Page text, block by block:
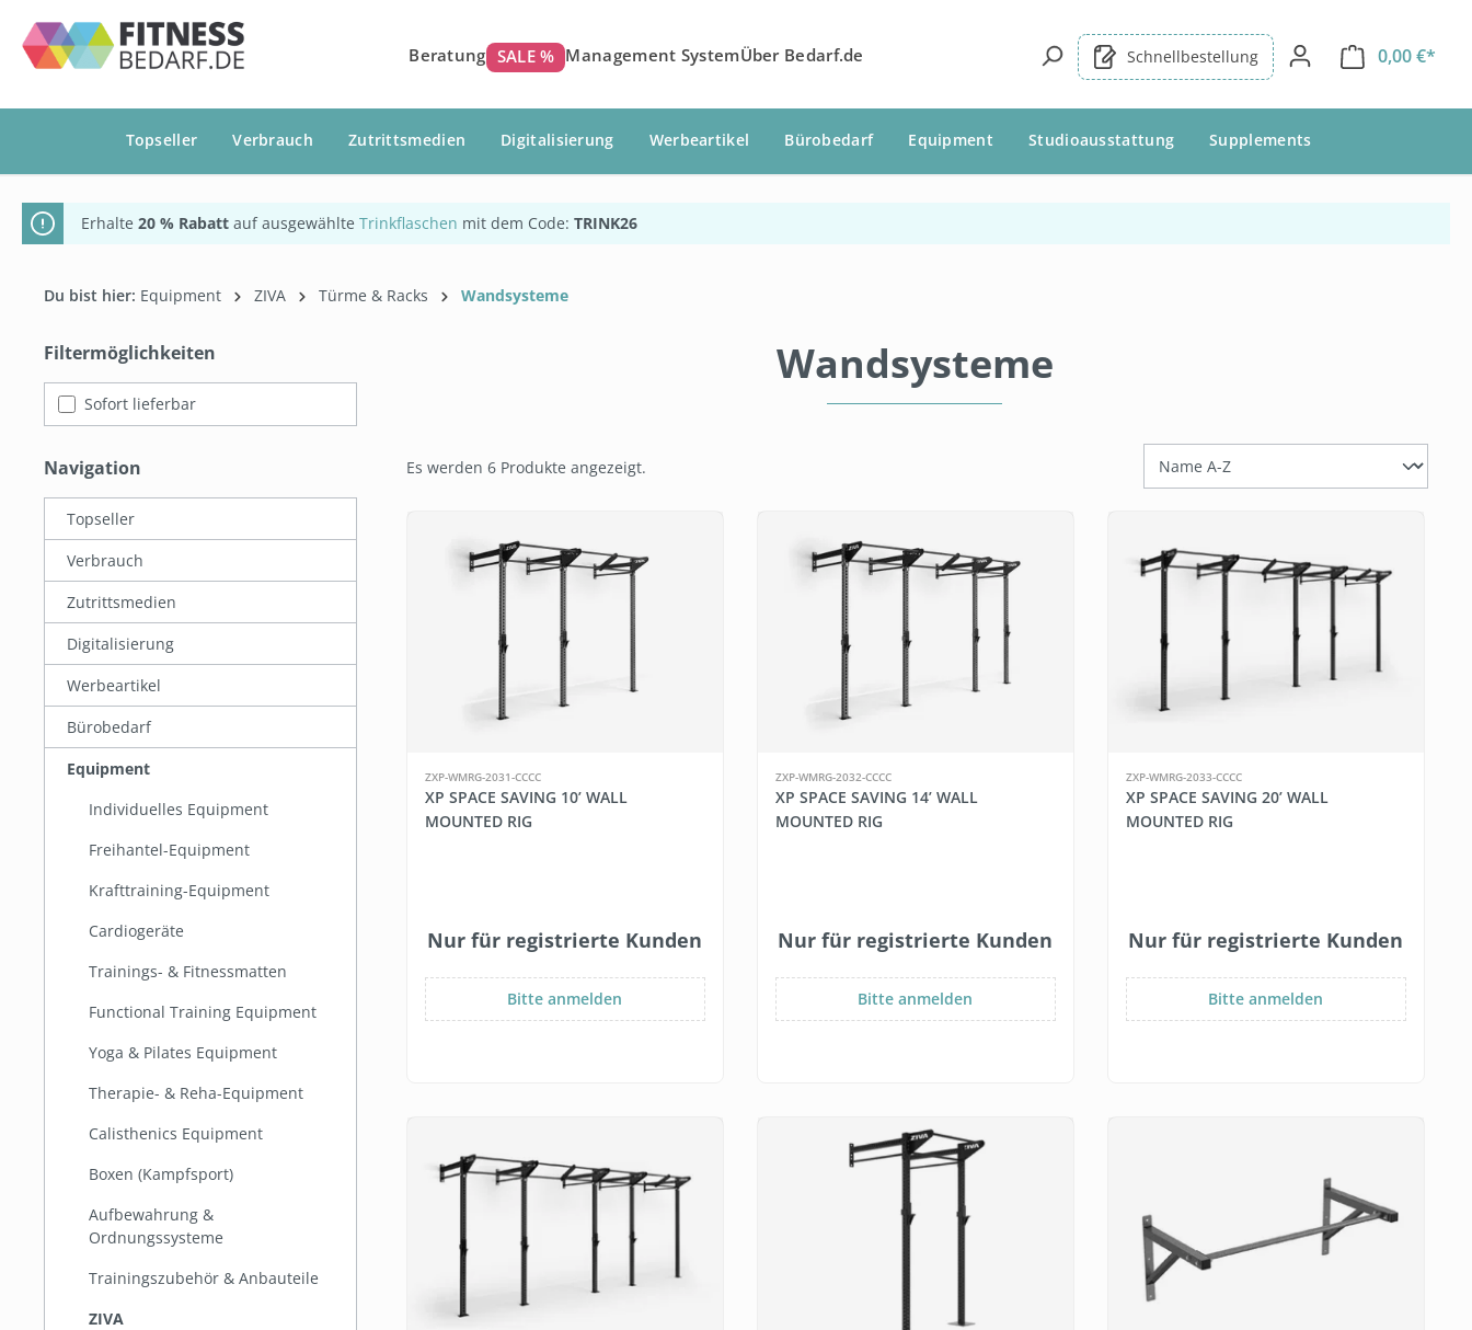
Zur Hauptnavigation springen
Beratung SALE % Management SystemÜber Bedarf.de Schnellbestellung 0,00 €*
Topseller Verbrauch Zutrittsmedien Digitalisierung Werbeartikel Bürobedarf Equipment Studioausstattung Supplements
Erhalte 20 % Rabatt auf ausgewählte Trinkflaschen mit dem Code: TRINK26
Du bist hier: Equipment ZIVA Türme & Racks Wandsysteme
Filtermöglichkeiten
Sofort lieferbar
Navigation
Topseller
Verbrauch
Zutrittsmedien
Digitalisierung
Werbeartikel
Bürobedarf
Equipment
Individuelles Equipment
Freihantel-Equipment
Krafttraining-Equipment
Cardiogeräte
Trainings- & Fitnessmatten
Functional Training Equipment
Yoga & Pilates Equipment
Therapie- & Reha-Equipment
Calisthenics Equipment
Boxen (Kampfsport)
Aufbewahrung &
Ordnungssysteme
Trainingszubehör & Anbauteile
ZIVA
Wandsysteme
Es werden 6 Produkte angezeigt.
ZXP-WMRG-2031-CCCC
XP SPACE SAVING 10’ WALL
MOUNTED RIG
Nur für registrierte Kunden
Bitte anmelden
ZXP-WMRG-2032-CCCC
XP SPACE SAVING 14’ WALL
MOUNTED RIG
Nur für registrierte Kunden
Bitte anmelden
ZXP-WMRG-2033-CCCC
XP SPACE SAVING 20’ WALL
MOUNTED RIG
Nur für registrierte Kunden
Bitte anmelden